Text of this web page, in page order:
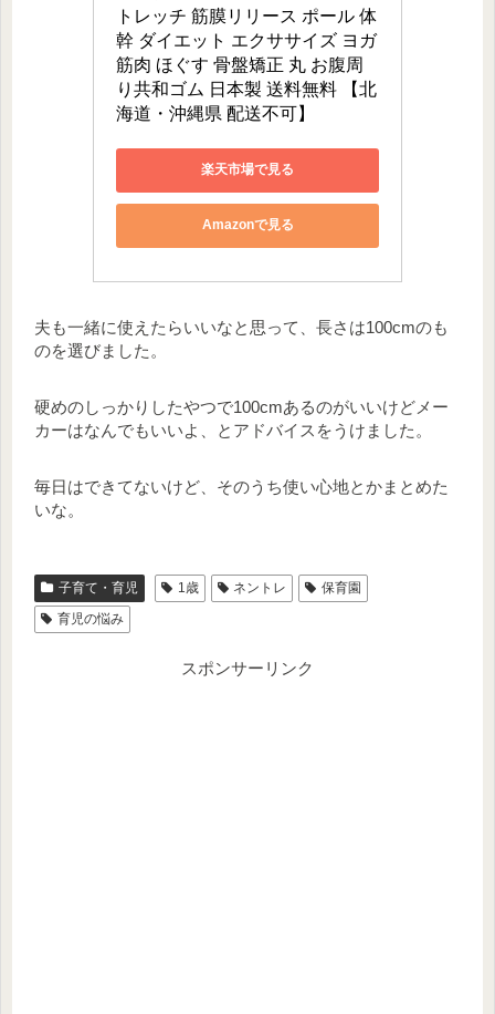
トレッチ 筋膜リリース ポール 体
幹 ダイエット エクササイズ ヨガ
筋肉 ほぐす 骨盤矯正 丸 お腹周
り共和ゴム 日本製 送料無料 【北
海道・沖縄県 配送不可】
楽天市場で見る
Amazonで見る
夫も一緒に使えたらいいなと思って、長さは100cmのも
のを選びました。
硬めのしっかりしたやつで100cmあるのがいいけどメー
カーはなんでもいいよ、とアドバイスをうけました。
毎日はできてないけど、そのうち使い心地とかまとめた
いな。
子育て・育児 1歳 ネントレ
保育園
育児の悩み
スポンサーリンク